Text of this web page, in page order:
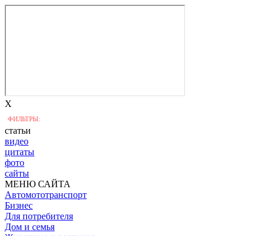
X
ФИЛЬТРЫ:
статьи
видео
цитаты
фото
сайты
МЕНЮ САЙТА
Автомототранспорт
Бизнес
Для потребителя
Дом и семья